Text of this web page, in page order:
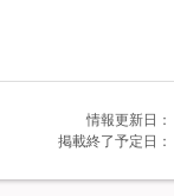
情報更新日：
掲載終了予定日：